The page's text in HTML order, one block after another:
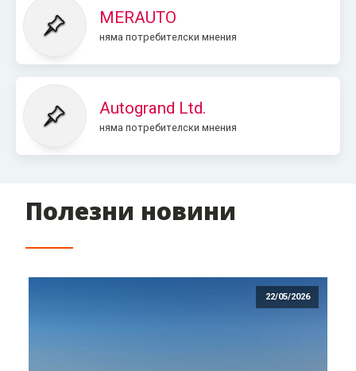
MERAUTO
няма потребителски мнения
Autogrand Ltd.
няма потребителски мнения
Полезни новини
22/05/2026